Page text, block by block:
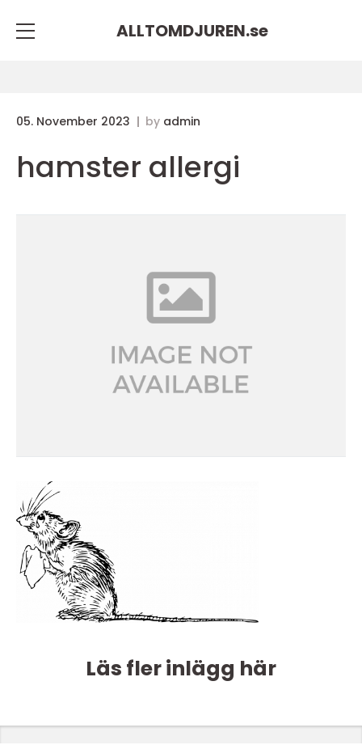
ALLTOMDJUREN.se
05. November 2023 by admin
hamster allergi
Läs fler inlägg här